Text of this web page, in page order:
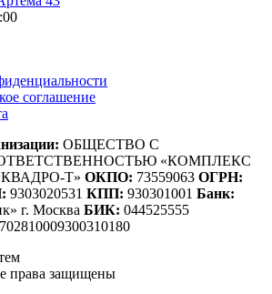
соглашение
ОБЩЕСТВО С
«КОМПЛЕКС
Т» ОКПО: 73559063 ОГРН:
9303020531 КПП: 930301001 Банк:
г. Москва БИК: 044525555
права защищены